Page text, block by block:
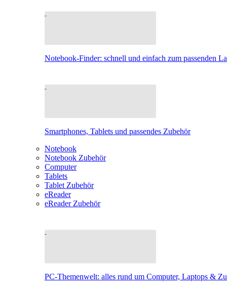
Notebook-Finder: schnell und einfach zum passenden
Smartphones, Tablets und passendes Zubehör
Notebook
Notebook Zubehör
Computer
Tablets
Tablet Zubehör
eReader
eReader Zubehör
PC-Themenwelt: alles rund um Computer, Laptops &